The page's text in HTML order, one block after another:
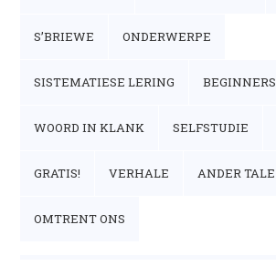
S’BRIEWE ONDERWERPE
SISTEMATIESE LERING BEGINNERS
WOORD IN KLANK SELFSTUDIE
GRATIS! VERHALE ANDER TALE
OMTRENT ONS